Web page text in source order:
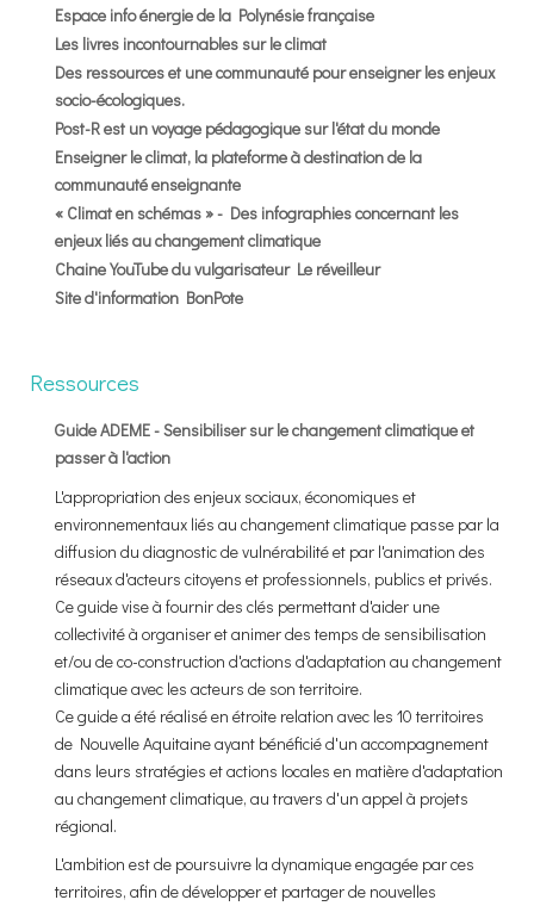
Espace info énergie de la Polynésie française
Les livres incontournables sur le climat
Des ressources et une communauté pour enseigner les enjeux
socio-écologiques.
Post-R est un voyage pédagogique sur l'état du monde
Enseigner le climat, la plateforme à destination de la
communauté enseignante
« Climat en schémas » - Des infographies concernant les
enjeux liés au changement climatique
Chaine YouTube du vulgarisateur Le réveilleur
Site d'information BonPote
Ressources
Guide ADEME - Sensibiliser sur le changement climatique et
passer à l'action
L'appropriation des enjeux sociaux, économiques et
environnementaux liés au changement climatique passe par la
diffusion du diagnostic de vulnérabilité et par l'animation des
réseaux d'acteurs citoyens et professionnels, publics et privés.
Ce guide vise à fournir des clés permettant d'aider une
collectivité à organiser et animer des temps de sensibilisation
et/ou de co-construction d'actions d'adaptation au changement
climatique avec les acteurs de son territoire.
Ce guide a été réalisé en étroite relation avec les 10 territoires
de Nouvelle Aquitaine ayant bénéficié d'un accompagnement
dans leurs stratégies et actions locales en matière d'adaptation
au changement climatique, au travers d'un appel à projets
régional.
L'ambition est de poursuivre la dynamique engagée par ces
territoires, afin de développer et partager de nouvelles